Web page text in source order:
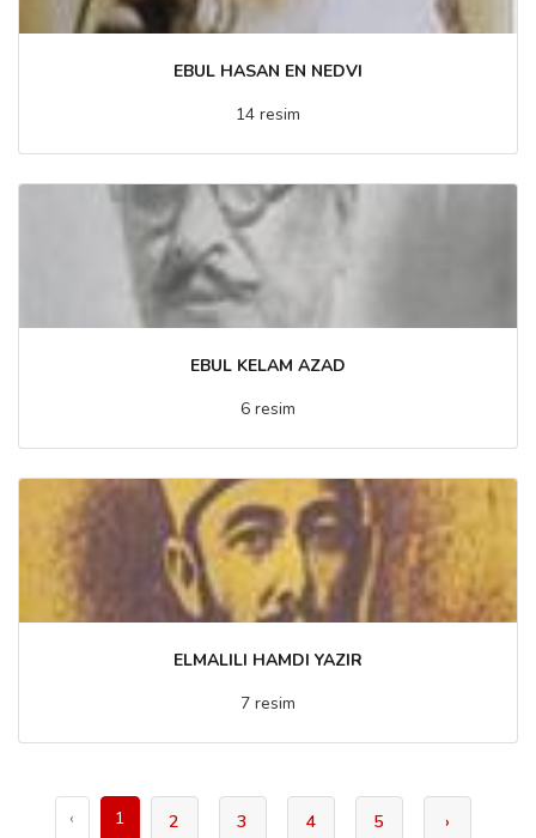
EBUL HASAN EN NEDVI
14 resim
EBUL KELAM AZAD
6 resim
ELMALILI HAMDI YAZIR
7 resim
‹ 1 2 3 4 5 ›